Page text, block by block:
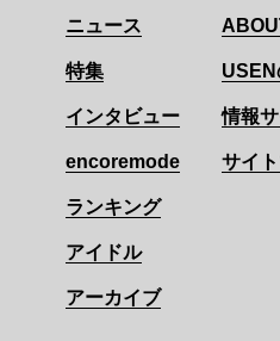
ニュース
特集
インタビュー
encoremode
ランキング
アイドル
アーカイブ
USEN
情報
サイ